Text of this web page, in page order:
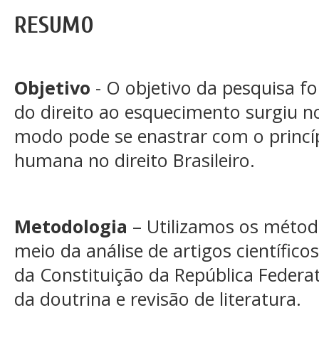
RESUMO
Objetivo - O objetivo da pesquisa
do direito ao esquecimento surgiu
modo pode se enastrar com o
humana no direito Brasileiro.
Metodologia – Utilizamos os
meio da análise de artigos
da Constituição da República
da doutrina e revisão de literatura.